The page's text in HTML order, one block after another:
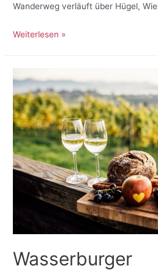
Wanderweg verläuft über Hügel,
Weiterlesen »
Wasserburger